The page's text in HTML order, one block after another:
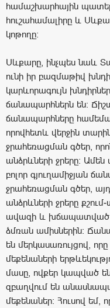
համաշխարհային
հուշահամալիրը և
կոթողը:
Սևքարը, ինչպես նաև
ունի իր բազմաթիվ
կարևորագույն
ճանապարհներն են:
ճանապարհները
որովհետև վերջին
ջրահեռացման գծեր,
անձրևների ջրերը:
բոլոր գյուղամիջյան
ջրահեռացման գծեր,
անձրևների ջրերը
ավազի և խճապատված
ձմռան ամիսներին:
են մերկասառույցով,
մեքենաների
մասը, ովքեր կապված են
զբաղվում են
մեքենաներ: Հուսով եմ,